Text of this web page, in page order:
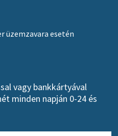
üzemzavara esetén
vagy bankkártyával
minden napján 0-24 és